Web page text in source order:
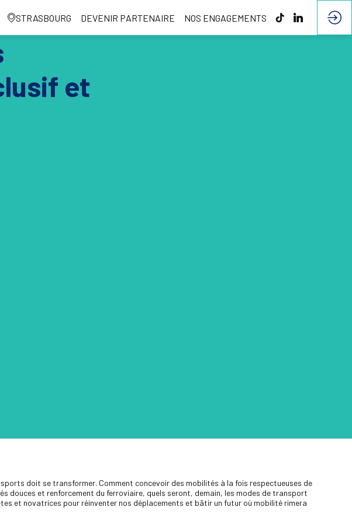
STRASBOURG DEVENIR PARTENAIRE NOS ENGAGEMENTS
et
doit se transformer. Comment concevoir des mobilités à la fois respectueuses de
douces et renforcement du ferroviaire, quels seront, demain, les modes de transport
et novatrices pour réinventer nos déplacements et bâtir un futur où mobilité rimera